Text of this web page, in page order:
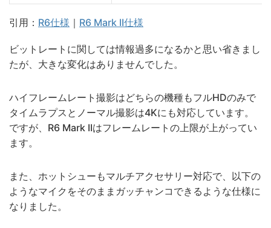
引用： R6仕様 ｜ R6 Mark II仕様
ビットレートに関しては情報過多になるかと思い省きまし
たが、大きな変化はありませんでした。
ハイフレームレート撮影はどちらの機種もフルHDのみで
タイムラプスとノーマル撮影は4Kにも対応しています。
ですが、R6 Mark IIはフレームレートの上限が上がってい
ます。
また、ホットシューもマルチアクセサリー対応で、以下の
ようなマイクをそのままガッチャンコできるような仕様に
なりました。